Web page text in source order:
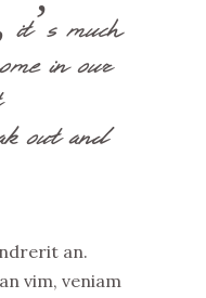
much
in our
out and
an.
vim, veniam